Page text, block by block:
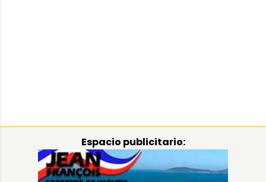
Espacio publicitario: